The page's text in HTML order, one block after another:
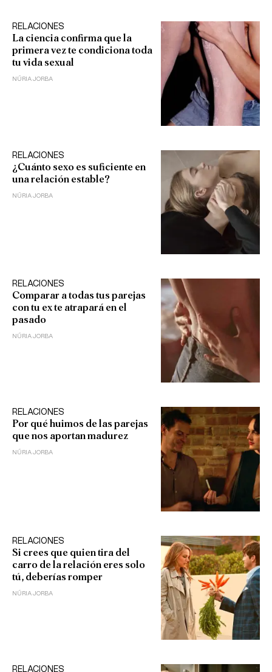
RELACIONES
La ciencia confirma que la
primera vez te condiciona toda
tu vida sexual
NÚRIA JORBA
RELACIONES
¿Cuánto sexo es suficiente en
una relación estable?
NÚRIA JORBA
RELACIONES
Comparar a todas tus parejas
con tu ex te atrapará en el
pasado
NÚRIA JORBA
RELACIONES
Por qué huimos de las parejas
que nos aportan madurez
NÚRIA JORBA
RELACIONES
Si crees que quien tira del
carro de la relación eres solo
tú, deberías romper
NÚRIA JORBA
RELACIONES